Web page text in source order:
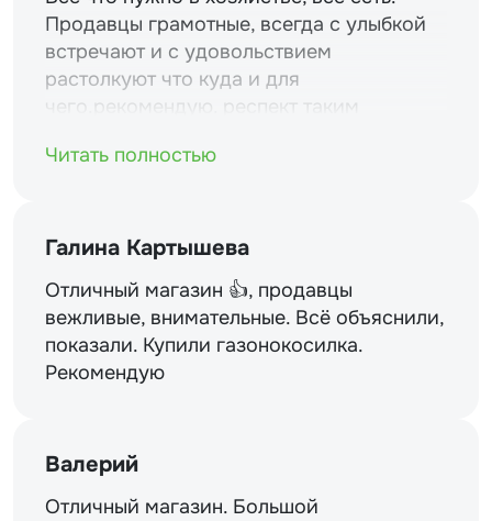
Продавцы грамотные, всегда с улыбкой
встречают и с удовольствием
растолкуют что куда и для
чего.рекомендую. респект таким
Читать полностью
Галина Картышева
Отличный магазин 👍, продавцы
вежливые, внимательные. Всё объяснили,
показали. Купили газонокосилка.
Рекомендую
Валерий
Отличный магазин. Большой